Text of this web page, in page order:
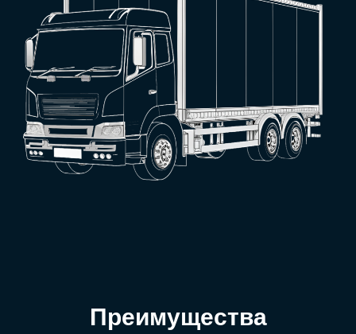
Преимущества